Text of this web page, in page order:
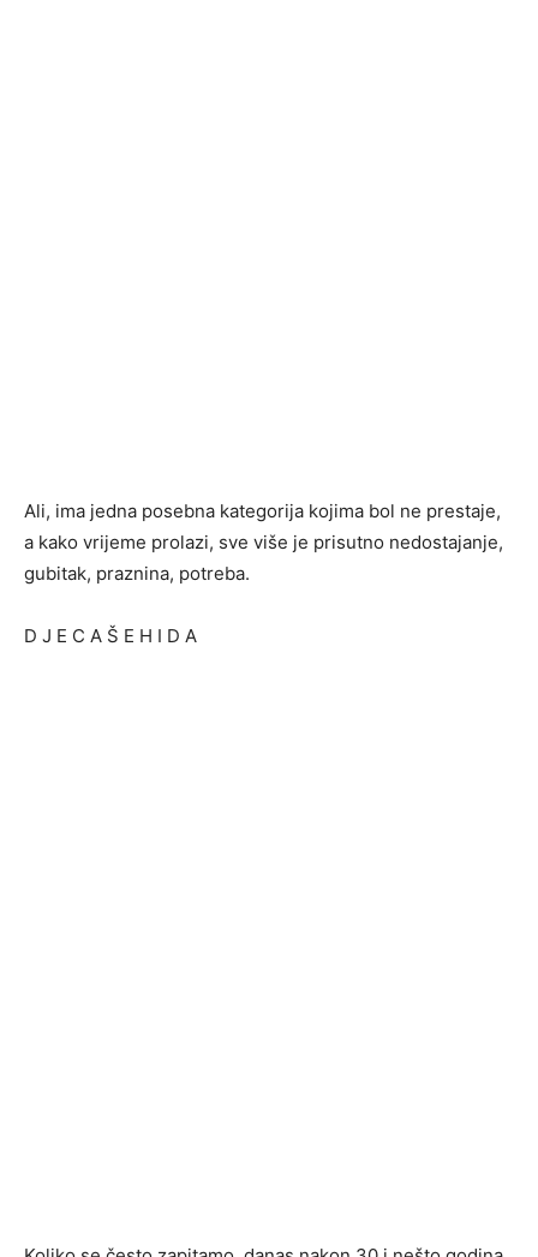
Ali, ima jedna posebna kategorija kojima bol ne prestaje,
a kako vrijeme prolazi, sve više je prisutno nedostajanje,
gubitak, praznina, potreba.
D J E C A Š E H I D A